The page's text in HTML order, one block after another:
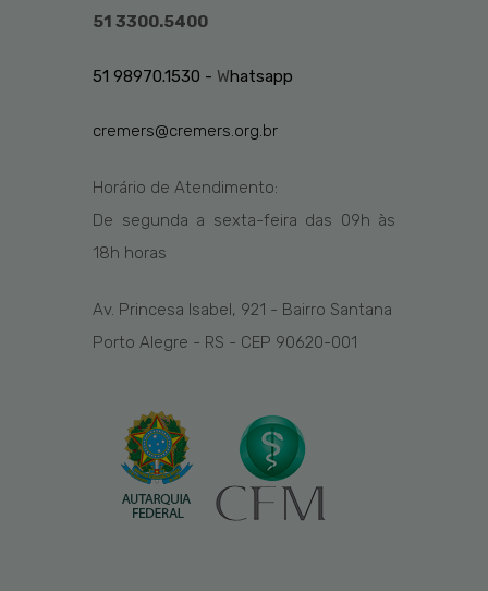
51 3300.5400
51 98970.1530 - Whatsapp
cremers@cremers.org.br
Horário de Atendimento:
De segunda a sexta-feira das 09h às
18h horas
Av. Princesa Isabel, 921 - Bairro Santana
Porto Alegre - RS - CEP 90620-001